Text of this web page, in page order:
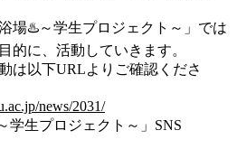
場♨️～学生プロジェクト～」では
的に、活動していきます。
は以下URLよりご確認くださ
news/2031/
学生プロジェクト～」SNS